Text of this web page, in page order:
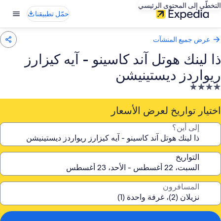
التخطّي إلى المحتوى الرئيسي
حمّل تطبيقنا
عرض جميع المنشآت
ذا لينك هوتل آند كاسينو - آيه كيزارز
ريواردز ديستينيشن
منشأة
فندقية
مصنفة
4.0
اختيار تواريخ لعرض الأسعار
إلى أين؟
التواريخ
المسافرون